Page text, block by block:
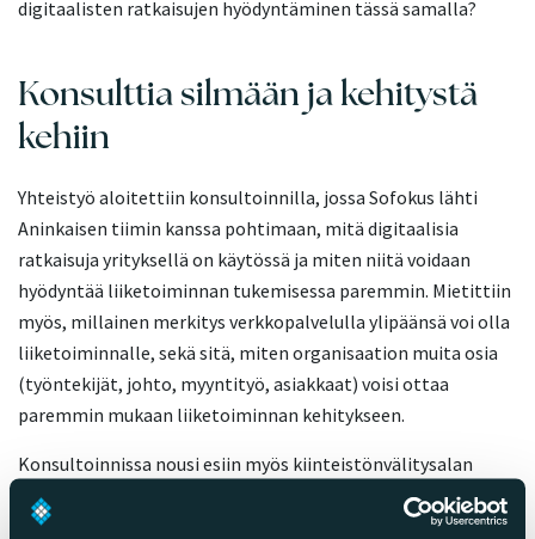
digitaalisten ratkaisujen hyödyntäminen tässä samalla?
Konsulttia silmään ja kehitystä
kehiin
Yhteistyö aloitettiin konsultoinnilla, jossa Sofokus lähti
Aninkaisen tiimin kanssa pohtimaan, mitä digitaalisia
ratkaisuja yrityksellä on käytössä ja miten niitä voidaan
hyödyntää liiketoiminnan tukemisessa paremmin. Mietittiin
myös, millainen merkitys verkkopalvelulla ylipäänsä voi olla
liiketoiminnalle, sekä sitä, miten organisaation muita osia
(työntekijät, johto, myyntityö, asiakkaat) voisi ottaa
paremmin mukaan liiketoiminnan kehitykseen.
Konsultoinnissa nousi esiin myös kiinteistönvälitysalan
Akilleen kantapää – asiakkaan polkua tai arvoketjua ei
mallinneta vaan ne jäävät usein tyhjiöön, jossa lisäksi usein